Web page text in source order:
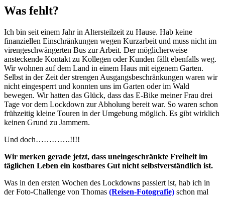
Was fehlt?
Ich bin seit einem Jahr in Altersteilzeit zu Hause. Hab keine
finanziellen Einschränkungen wegen Kurzarbeit und muss nicht im
virengeschwängerten Bus zur Arbeit. Der möglicherweise
ansteckende Kontakt zu Kollegen oder Kunden fällt ebenfalls weg.
Wir wohnen auf dem Land in einem Haus mit eigenem Garten.
Selbst in der Zeit der strengen Ausgangsbeschränkungen waren wir
nicht eingesperrt und konnten uns im Garten oder im Wald
bewegen. Wir hatten das Glück, dass das E-Bike meiner Frau drei
Tage vor dem Lockdown zur Abholung bereit war. So waren schon
frühzeitig kleine Touren in der Umgebung möglich. Es gibt wirklich
keinen Grund zu Jammern.
Und doch………….!!!!
Wir merken gerade jetzt, dass uneingeschränkte Freiheit im
täglichen Leben ein kostbares Gut nicht selbstverständlich ist.
Was in den ersten Wochen des Lockdowns passiert ist, hab ich in
der Foto-Challenge von Thomas (Reisen-Fotografie) schon mal